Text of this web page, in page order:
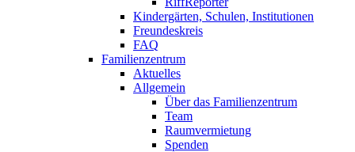
Kindergärten, Schulen, Institutionen
Freundeskreis
FAQ
Familienzentrum
Aktuelles
Allgemein
Über das Familienzentrum
Team
Raumvermietung
Spenden